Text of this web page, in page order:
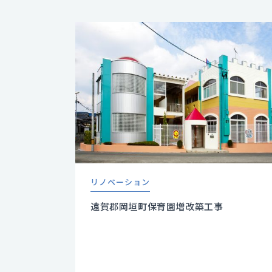
リノベーション
遠賀郡岡垣町保育園増改築工事